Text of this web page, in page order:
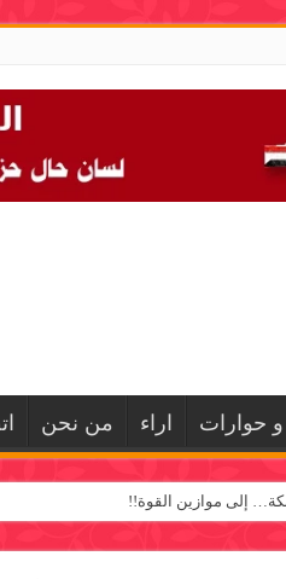
و حوارات اراء من نحن
إلى موازين القوة!!